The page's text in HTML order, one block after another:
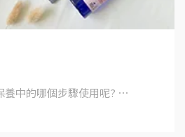
中的哪個步驟使用呢? ⋯